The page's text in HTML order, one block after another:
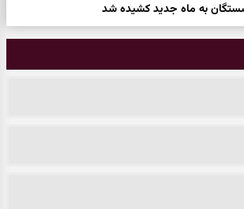
به ماه جدید کشیده شد